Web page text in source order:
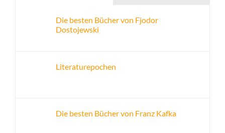
Die besten Bücher von Fjodor
Dostojewski
Literaturepochen
Die besten Bücher von Franz Kafka